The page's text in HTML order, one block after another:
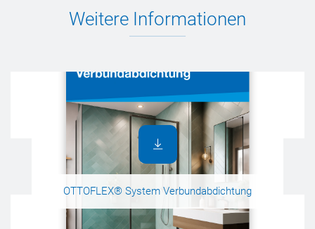
Weitere Informationen
OTTOFLEX® System Verbundabdichtung